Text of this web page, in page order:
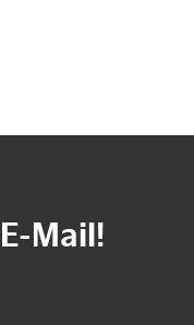
Mail!